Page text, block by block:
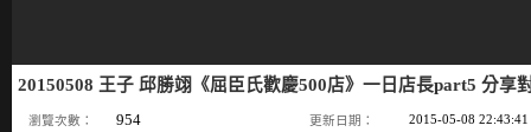
20150508 王子 邱勝翊《屈臣氏歡慶500店》一日店長part5 分享
瀏覽次數： 954 更新日期： 2015-05-08 22:43:41